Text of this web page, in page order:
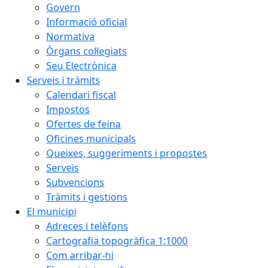
Govern
Informació oficial
Normativa
Òrgans col·legiats
Seu Electrònica
Serveis i tràmits
Calendari fiscal
Impostos
Ofertes de feina
Oficines municipals
Queixes, suggeriments i propostes
Serveis
Subvencions
Tràmits i gestions
El municipi
Adreces i telèfons
Cartografia topogràfica 1:1000
Com arribar-hi